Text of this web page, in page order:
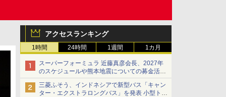
アクセスランキング
1時間 24時間 1週間 1カ月
スーパーフォーミュラ 近藤真彦会長、2027年
のスケジュールや熊本地震についての募金活動
を紹介
三菱ふそう、インドネシアで新型バス「キャン
ター・エクストラロングバス」を発表 小型トラ